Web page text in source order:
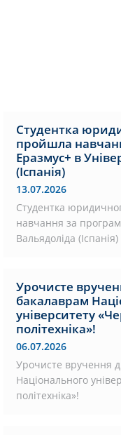
Студентка
пройшла
Еразмус+ в
(Іспанія)
13.07.2026
Студентка
навчання за
Вальядоліда (Іспанія)
Урочисте
бакалаврам
університету
політехніка»!
06.07.2026
Урочисте вручення
Національного
політехніка»!